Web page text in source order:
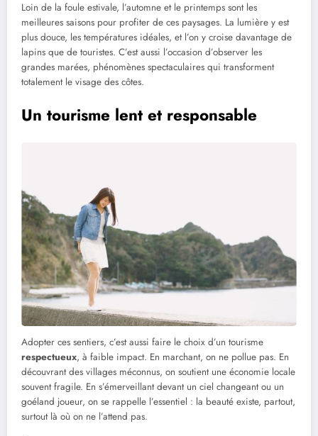
Loin de la foule estivale, l’automne et le printemps sont les
meilleures saisons pour profiter de ces paysages. La lumière y est
plus douce, les températures idéales, et l’on y croise davantage de
lapins que de touristes. C’est aussi l’occasion d’observer les
grandes marées, phénomènes spectaculaires qui transforment
totalement le visage des côtes.
Un tourisme lent et responsable
Adopter ces sentiers, c’est aussi faire le choix d’un tourisme
respectueux, à faible impact. En marchant, on ne pollue pas. En
découvrant des villages méconnus, on soutient une économie locale
souvent fragile. En s’émerveillant devant un ciel changeant ou un
goéland joueur, on se rappelle l’essentiel : la beauté existe, partout,
surtout là où on ne l’attend pas.